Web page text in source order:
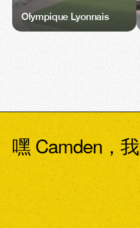
Olympique Lyonnais
嘿 Camden，